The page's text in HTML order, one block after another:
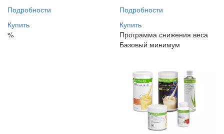
Подробности
Купить
%
Подробности
Купить
Программа снижения веса
Базовый минимум